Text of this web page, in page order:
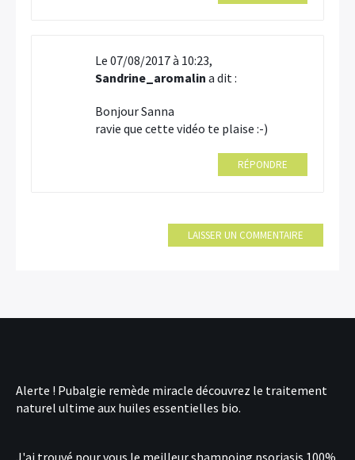
Le 07/08/2017 à 10:23,
Sandrine_aromalin a dit :
Bonjour Sanna
ravie que cette vidéo te plaise :-)
RÉPONDRE
LAISSER UN COMMENTAIRE
Alerte ! Pubalgie remède miracle découvrez le traitement
naturel ultime aux huiles essentielles bio.
J'ai trouvé pour vous le meilleur shampoing psoriasis 100%